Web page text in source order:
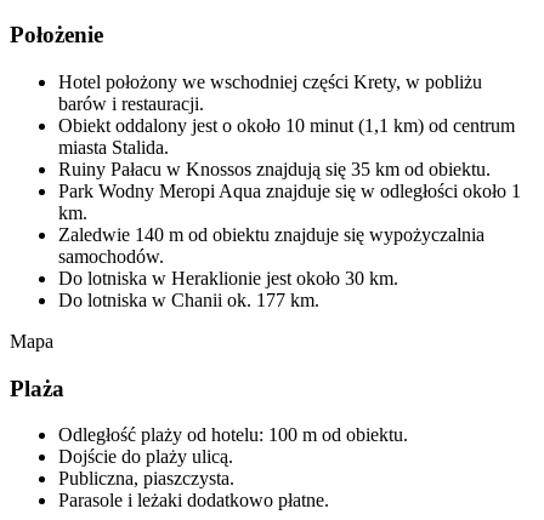
Położenie
Hotel położony we wschodniej części Krety, w pobliżu
barów i restauracji.
Obiekt oddalony jest o około 10 minut (1,1 km) od centrum
miasta Stalida.
Ruiny Pałacu w Knossos znajdują się 35 km od obiektu.
Park Wodny Meropi Aqua znajduje się w odległości około 1
km.
Zaledwie 140 m od obiektu znajduje się wypożyczalnia
samochodów.
Do lotniska w Heraklionie jest około 30 km.
Do lotniska w Chanii ok. 177 km.
Mapa
Plaża
Odległość plaży od hotelu: 100 m od obiektu.
Dojście do plaży ulicą.
Publiczna, piaszczysta.
Parasole i leżaki dodatkowo płatne.